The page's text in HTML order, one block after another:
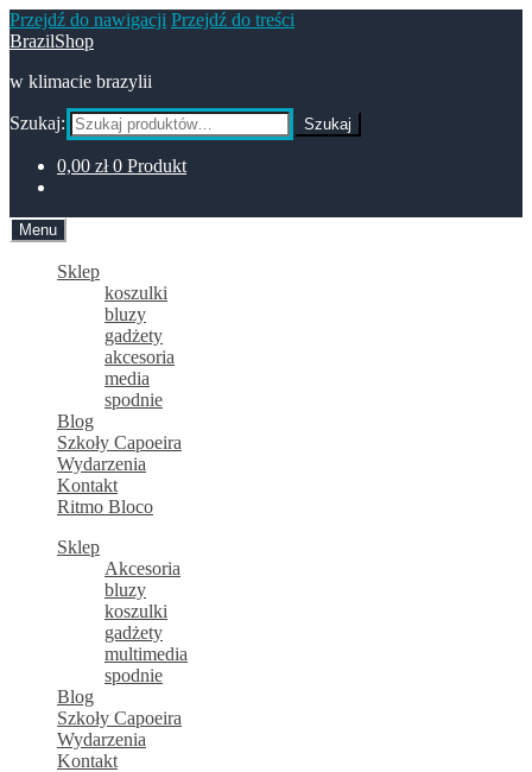
Przejdź do nawigacji Przejdź do treści
BrazilShop
w klimacie brazylii
Szukaj: Szukaj
0,00 zł 0 Produkt
Menu
Sklep
koszulki
bluzy
gadżety
akcesoria
media
spodnie
Blog
Szkoły Capoeira
Wydarzenia
Kontakt
Ritmo Bloco
Sklep
Akcesoria
bluzy
koszulki
gadżety
multimedia
spodnie
Blog
Szkoły Capoeira
Wydarzenia
Kontakt